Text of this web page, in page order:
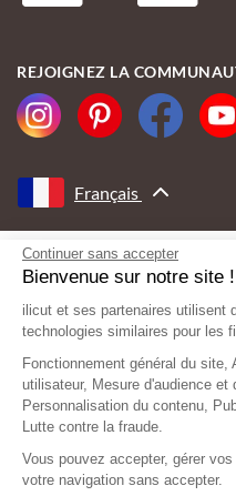
Continuer sans accepter
Bienvenue sur notre site !
ilicut et ses partenaires utilisent
technologies similaires pour les
Fonctionnement général du site,
utilisateur, Mesure d'audience et
Personnalisation du contenu,
Lutte contre la fraude.
Vous pouvez accepter, gérer
votre navigation sans accepter.
REJOIGNEZ LA
Français
AVEC LE